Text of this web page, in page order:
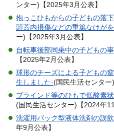
ンター)【2025年3月公表】
抱っこひもからの子どもの落
頭蓋内損傷などの重篤なけが
ー)【2025年3月公表】
自転車後部同乗中の子どもの
【2025年2月公表】
球形のチーズによる子どもの
生しました-(国民生活センター
ブラインド等のひもで低酸素
(国民生活センター)【2024年11
洗濯用パック型液体洗剤の誤
年9月公表】